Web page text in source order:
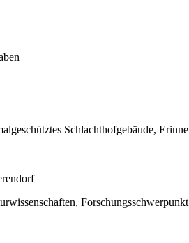
Schlachthofgebäude,